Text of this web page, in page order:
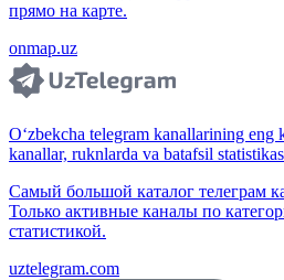
прямо на карте.
onmap.uz
O‘zbekcha telegram kanallarining eng
kanallar, ruknlarda va batafsil
Самый большой каталог телеграм
Только активные каналы по
статистикой.
uztelegram.com